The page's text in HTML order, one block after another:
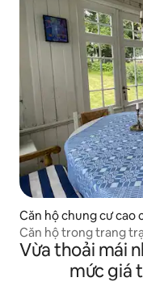
Căn hộ chung cư cao
Căn hộ trong trang
Vừa thoải mái
mức giá